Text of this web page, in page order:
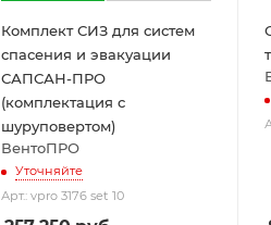
Комплект СИЗ для систем
спасения и эвакуации
САПСАН-ПРО
(комплектация с
шуруповертом)
ВентоПРО
Уточняйте
Арт.: vpro 3176 set 10